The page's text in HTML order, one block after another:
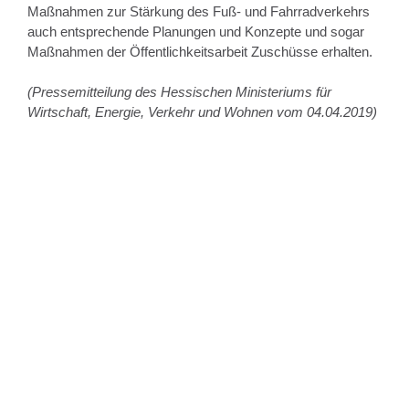
Maßnahmen zur Stärkung des Fuß- und Fahrradverkehrs
auch entsprechende Planungen und Konzepte und sogar
Maßnahmen der Öffentlichkeitsarbeit Zuschüsse erhalten.
(Pressemitteilung des Hessischen Ministeriums für
Wirtschaft, Energie, Verkehr und Wohnen vom 04.04.2019)